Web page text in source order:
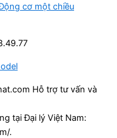
cơ một chiều
Hỗ trợ tư vấn và
tại Đại lý Việt Nam:
.